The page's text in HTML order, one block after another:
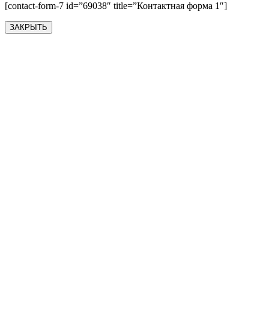
[contact-form-7 id=”69038″ title=”Контактная форма 1″]
ЗАКРЫТЬ